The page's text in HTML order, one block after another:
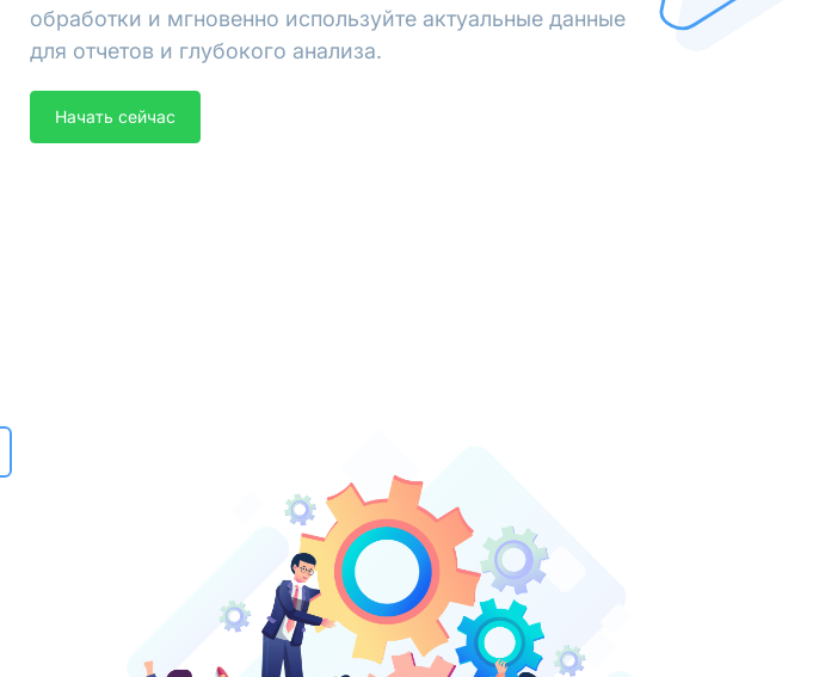
обработки и мгновенно используйте актуальные данные
для отчетов и глубокого анализа.
Начать сейчас